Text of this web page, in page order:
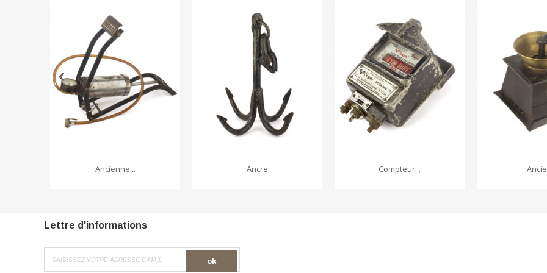
Ancienne... Ancre Compteur...
Lettre d'informations
ok